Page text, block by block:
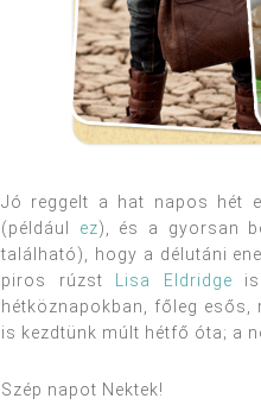
Jó reggelt a hat napos hét
(például ez), és a gyorsan
található), hogy a délutáni
piros rúzst
Lisa Eldridge is
hétköznapokban, főleg
is kezdtünk múlt hétfő óta; a
Szép napot Nektek!